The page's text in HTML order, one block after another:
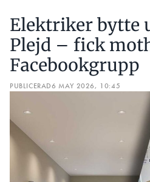
Elektriker bytte
Plejd – fick
Facebookgrupp
PUBLICERAD6 MAY 2026, 10:45